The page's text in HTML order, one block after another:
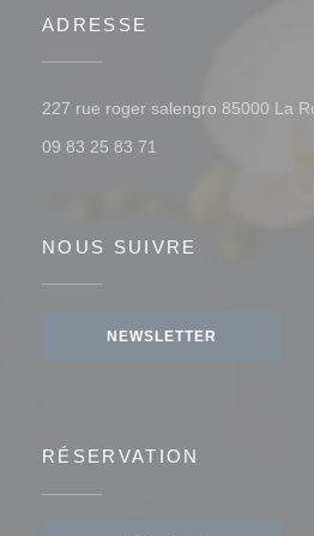
ADRESSE
227 rue roger salengro 85000 La
09 83 25 83 71
NOUS SUIVRE
NEWSLETTER
RÉSERVATION